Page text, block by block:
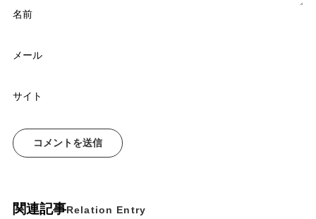
名前
メール
サイト
関連記事Relation Entry